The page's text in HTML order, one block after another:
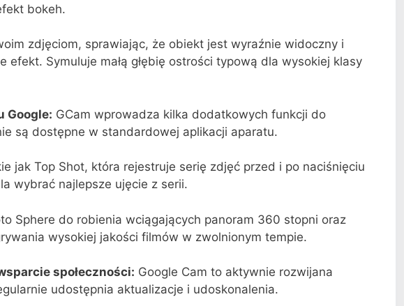
bokeh.
zdjęciom, sprawiając, że obiekt jest wyraźnie widoczny i
efekt. Symuluje małą głębię ostrości typową dla wysokiej klasy
Google: GCam wprowadza kilka dodatkowych funkcji do
są dostępne w standardowej aplikacji aparatu.
jak Top Shot, która rejestruje serię zdjęć przed i po naciśnięciu
wybrać najlepsze ujęcie z serii.
Sphere do robienia wciągających panoram 360 stopni oraz
wysokiej jakości filmów w zwolnionym tempie.
społeczności: Google Cam to aktywnie rozwijana
udostępnia aktualizacje i udoskonalenia.